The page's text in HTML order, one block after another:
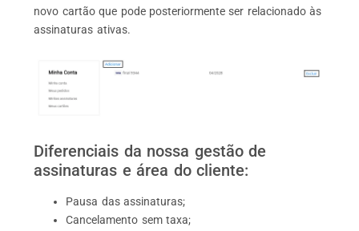
novo cartão que pode posteriormente ser relacionado às
assinaturas ativas.
Diferenciais da nossa gestão de
assinaturas e área do cliente:
Pausa das assinaturas;
Cancelamento sem taxa;